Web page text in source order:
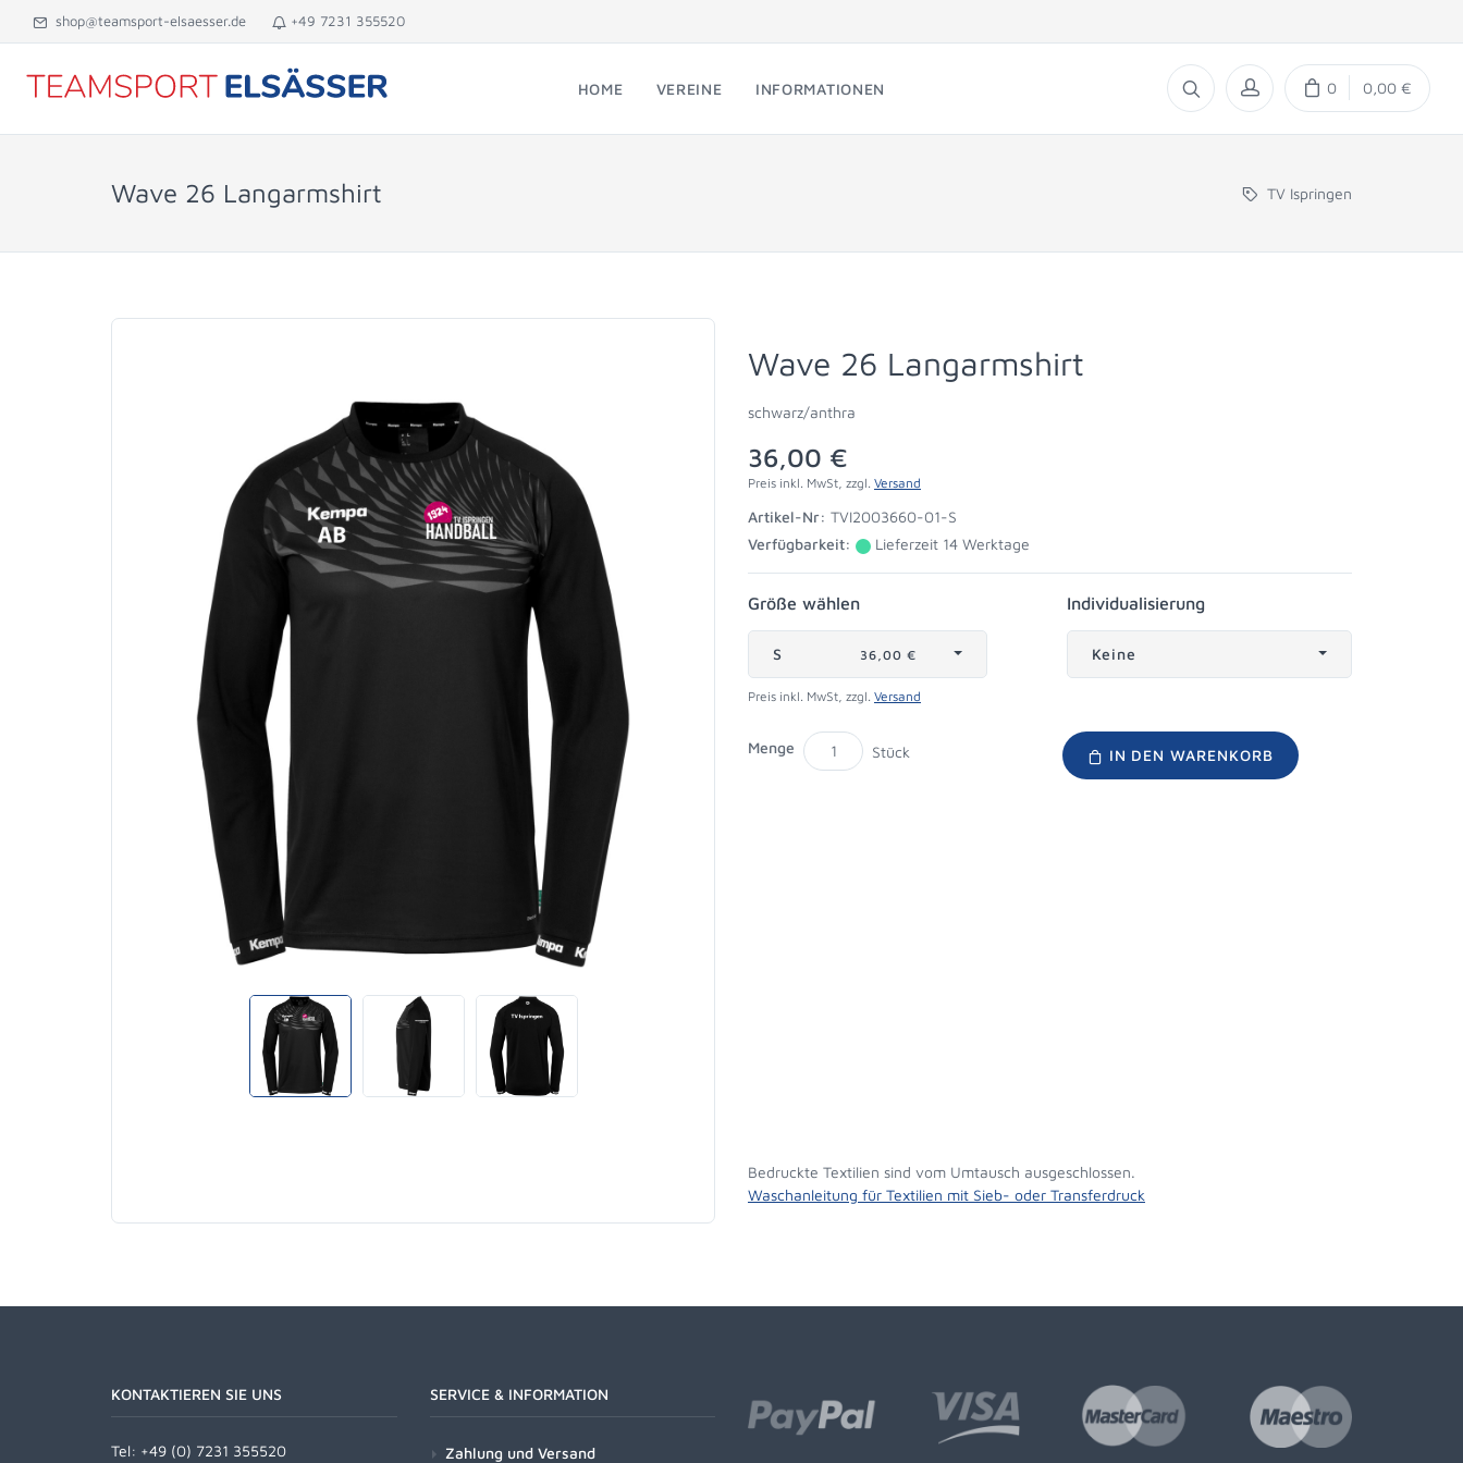
shop@teamsport-elsaesser.de +49 7231 355520
HOME VEREINE INFORMATIONEN 0 0,00 €
Wave 26 Langarmshirt TV Ispringen
Wave 26 Langarmshirt
schwarz/anthra
36,00 €
Preis inkl. MwSt, zzgl. Versand
Artikel-Nr: TVI2003660-01-S
Verfügbarkeit:
Lieferzeit 14 Werktage
Größe wählen
S 36,00 €
Preis inkl. MwSt, zzgl. Versand
Individualisierung
Keine
Menge Stück IN DEN WARENKORB
Bedruckte Textilien sind vom Umtausch ausgeschlossen.
Waschanleitung für Textilien mit Sieb- oder Transferdruck
KONTAKTIEREN SIE UNS
Tel: +49 (0) 7231 355520
SERVICE & INFORMATION
Zahlung und Versand